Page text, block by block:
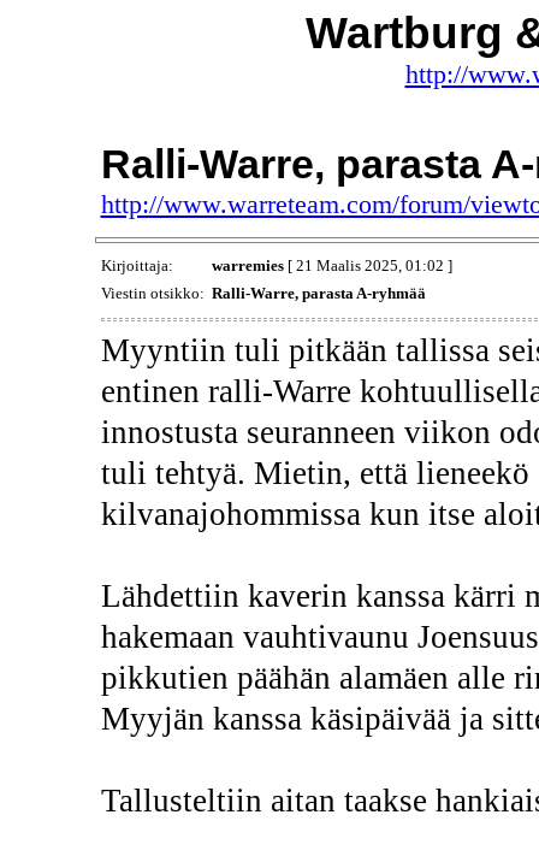
Wartburg
http://
Ralli-Warre, parasta
http://www.warreteam.com/forum/
Kirjoittaja: warremies[ 21 Maalis 2025, 01:02 ]
Viestin otsikko: Ralli-Warre, parasta A-ryhmää
Myyntiin tuli pitkään tallissa
entinen ralli-Warre
innostusta seuranneen viikon
tuli tehtyä. Mietin, että
kilvanajohommissa kun itse
Lähdettiin kaverin kanssa kärri
hakemaan vauhtivaunu
pikkutien päähän alamäen alle
Myyjän kanssa käsipäivää ja
Tallusteltiin aitan taakse